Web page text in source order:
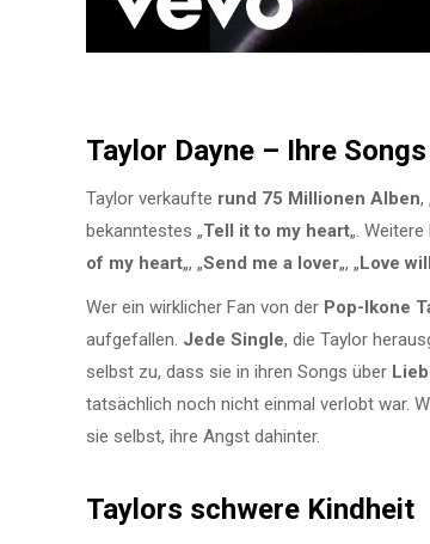
Taylor Dayne – Ihre Songs
Taylor verkaufte rund 75 Millionen Alben,
bekanntestes „Tell it to my heart„.
of my heart„, „Send me a lover„, „Love
Wer ein wirklicher Fan von der Pop-Ikone
aufgefallen. Jede Single, die Taylor
selbst zu, dass sie in ihren Songs über
tatsächlich noch nicht einmal verlobt war.
sie selbst, ihre Angst dahinter.
Taylors schwere Kindheit